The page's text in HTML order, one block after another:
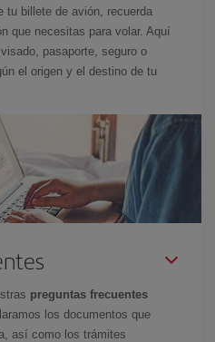
tu billete de avión, recuerda
que necesitas para volar. Aquí
pasaporte, seguro o
el origen y el destino de tu
preguntas frecuentes
los documentos que
así como los trámites